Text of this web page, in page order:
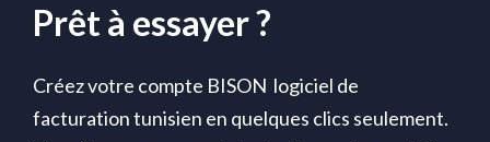
Prêt à essayer ?
Créez votre compte BISON logiciel de
facturation tunisien en quelques clics seulement.